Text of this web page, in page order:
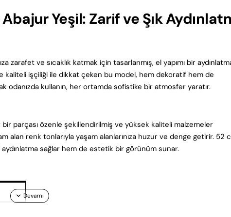
Yeşil: Zarif ve Şık
zarafet ve sıcaklık katmak için tasarlanmış, el yapımı bir
kaliteli işçiliği ile dikkat çeken bu model, hem dekoratif hem de
kullanın, her ortamda sofistike bir atmosfer yaratır.
parçası özenle şekillendirilmiş ve yüksek kaliteli malzemeler
alan renk tonlarıyla yaşam alanlarınıza huzur ve denge getirir. 52
sağlar hem de estetik bir görünüm sunar.